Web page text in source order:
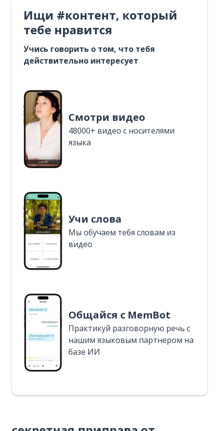
Ищи #контент, который
тебе нравится
Учись говорить о том, что тебя
действительно интересует
Смотри видео
48000+ видео с носителями
языка
Учи слова
Мы обучаем тебя словам из
видео
Общайся с MemBot
Практикуй разговорную речь с
нашим языковым партнером на
базе ИИ